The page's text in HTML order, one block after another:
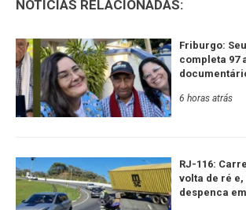
NOTÍCIAS RELACIONADAS:
Friburgo:
completa 97
6 horas atrás
RJ-116:
volta de ré
despenca